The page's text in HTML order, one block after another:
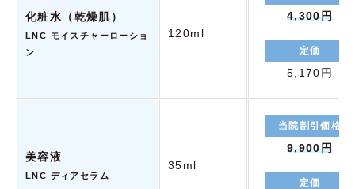
化粧水（乾燥肌）
LNC モイスチャーローショ
ン
120ml
4,300円
定価
5,170円
美容液
LNC ディアセラム
35ml
当院割引価格
9,900円
定価